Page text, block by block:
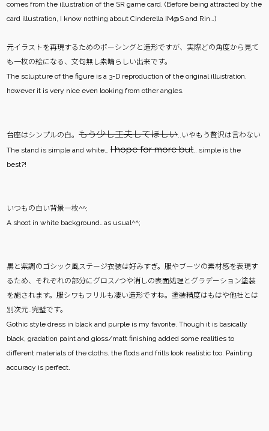
comes from the illustration of the SR game card. (Before being attracted by the
card illustration, I know nothing about Cinderella IM@S and Rin…)
元イラストを再現するためのポーシングと造形ですが、実際どの角度から見て
も一枚の絵になる、文句無し素晴らしい出来です。
The sclupture of the figure is a 3-D reproduction of the original illustration,
however it is very nice even looking from other angles.
台座はシンプルの白。もう少し工夫してほしい..いやもう贅沢は言わない
The stand is simple and white…I hope for more but.. simple is the
best?!
いつもの白い背景一枚^^;
A shoot in white background…as usual^^;
黒と紫調のゴシック風ステージ衣装は好みすぎ。服やブーツの素材感を表現す
るため、それぞれの部分にグロス/つや消しの表面処理とグラデーション塗装
を施されます。服シワもフリルも凄い造形ですね。塗装精度はもはや他社とは
別次元..完璧です。
Gothic style dress in black and purple is my favorite. Though it is basically
black, gradation paint and gloss/matt finishing added some realities to
different materials of the cloths. the flods and frills look realistic too. Painting
accuracy is perfect.